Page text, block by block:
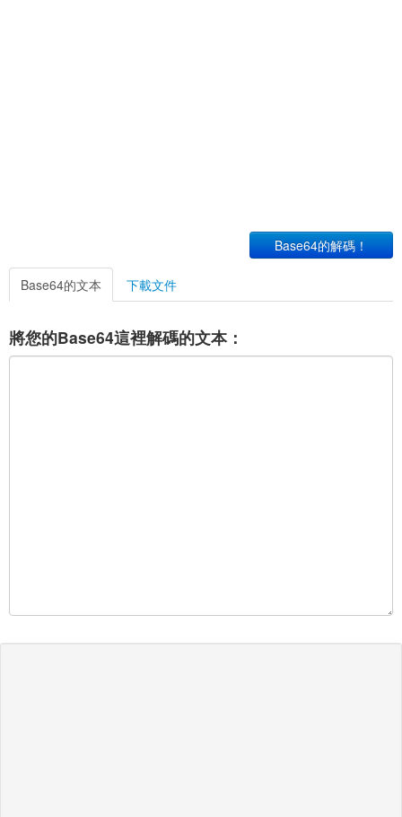
Base64的解碼！
Base64的文本 下載文件
將您的Base64這裡解碼的文本：